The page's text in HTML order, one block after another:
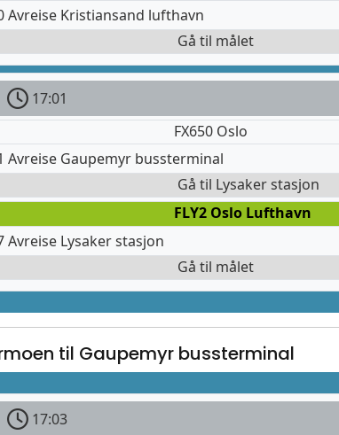
Avreise Kristiansand lufthavn
Gå til målet
17:01
FX650 Oslo
Avreise Gaupemyr bussterminal
Gå til Lysaker stasjon
FLY2 Oslo Lufthavn
Avreise Lysaker stasjon
Gå til målet
til Gaupemyr bussterminal
17:03